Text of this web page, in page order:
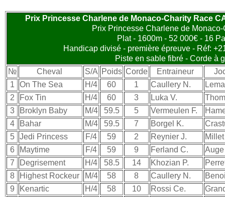
Prix Princesse Charlene de Monaco-Charity Race
Prix Princesse Charlene de
Plat - 1600m - 52 000€ - 16
Handicap divisé - première épreuve - Réf:
Piste en sable fibré - Corde à
№
Cheval S/A Poids Corde Entraineur
1
On The Sea H/4 60 1 Caullery N.
2
Fox Tin H/4 60 3 Luka V.
3
Broklyn Baby M/4 59.5 5 Vermeulen F.
4
Bahar M/4 59.5 7 Borgel K.
5
Jedi Princess F/4 59 2 Reynier J.
6
Maytime F/4 59 9 Ferland C.
7
Degrisement H/4 58.5 14 Khozian P.
8
Highest Rockeur M/4 58 8 Caullery N.
9
Kenartic H/4 58 10 Rossi Ce.